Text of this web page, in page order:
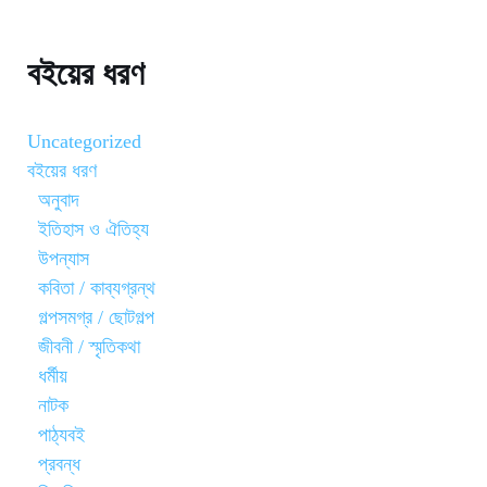
বইয়ের ধরণ
Uncategorized
বইয়ের ধরণ
অনুবাদ
ইতিহাস ও ঐতিহ্য
উপন্যাস
কবিতা / কাব্যগ্রন্থ
গল্পসমগ্র / ছোটগল্প
জীবনী / স্মৃতিকথা
ধর্মীয়
নাটক
পাঠ্যবই
প্রবন্ধ